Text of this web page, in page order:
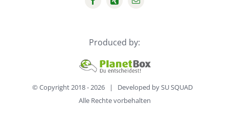
Produced by:
© Copyright 2018 -2026 | Developed bySU SQUAD
Alle Rechte vorbehalten